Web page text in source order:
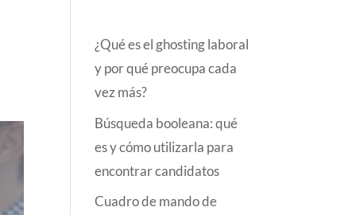
¿Qué es el ghosting laboral
y por qué preocupa cada
vez más?
Búsqueda booleana: qué
es y cómo utilizarla para
encontrar candidatos
Cuadro de mando de